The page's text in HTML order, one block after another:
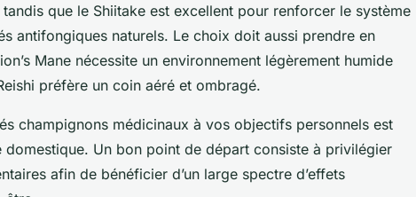
que le Shiitake est excellent pour renforcer le système
antifongiques naturels. Le choix doit aussi prendre en
Mane nécessite un environnement légèrement humide
préfère un coin aéré et ombragé.
champignons médicinaux à vos objectifs personnels est
Un bon point de départ consiste à privilégier
afin de bénéficier d’un large spectre d’effets